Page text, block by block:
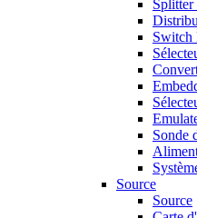
Splitter
Switch
Sonde
Source
Source